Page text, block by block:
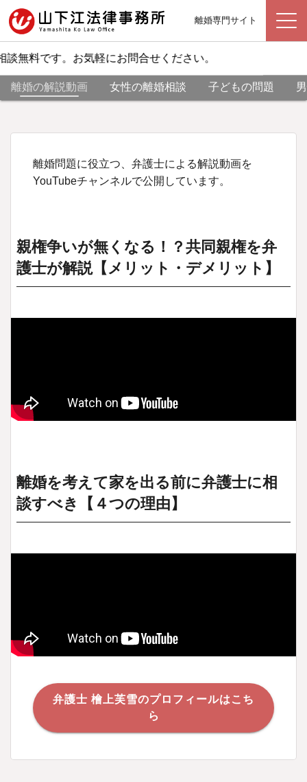
離婚専門サイト
無料です。お気軽にお問合せください。
離婚の解説動画 女性の離婚相談 子どもの問題
離婚問題に役立つ、弁護士による解説動画を
YouTubeチャンネルで公開しています。
親権争いが無くなる！？共同親権を弁
護士が解説【メリット・デメリット】
離婚を考えて家を出る前に弁護士に相
談すべき【４つの理由】
弁護士 檜上芙雪のプロフィールはこち
ら